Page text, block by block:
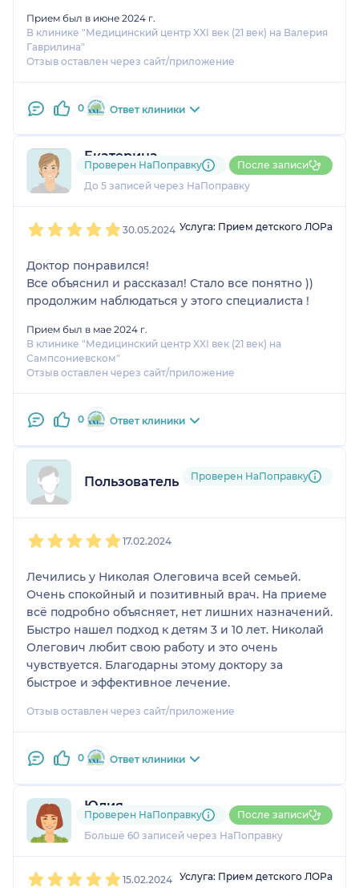
Прием был в июне 2024 г.
В клинике "Медицинский центр XXI век (21 век) на Валерия
Гаврилина"
Отзыв оставлен через сайт/приложение
0 Ответ клиники
Екатерина
2 отзываи 1 оценка
До 5 записей через НаПоправку
Проверен НаПоправку После записи
30.05.2024 Услуга: Прием детского ЛОРа
Доктор понравился!
Все объяснил и рассказал! Стало все понятно ))
продолжим наблюдаться у этого специалиста !
Прием был в мае 2024 г.
В клинике "Медицинский центр XXI век (21 век) на
Сампсониевском"
Отзыв оставлен через сайт/приложение
0 Ответ клиники
Пользователь НаПоправку
Проверен НаПоправку
17.02.2024
Лечились у Николая Олеговича всей семьей.
Очень спокойный и позитивный врач. На приеме
всё подробно объясняет, нет лишних назначений.
Быстро нашел подход к детям 3 и 10 лет. Николай
Олегович любит свою работу и это очень
чувствуется. Благодарны этому доктору за
быстрое и эффективное лечение.
Отзыв оставлен через сайт/приложение
0 Ответ клиники
Юлия
44 отзыва и4 оценки
Больше 60 записей через НаПоправку
Проверен НаПоправку После записи
15.02.2024 Услуга: Прием детского ЛОРа